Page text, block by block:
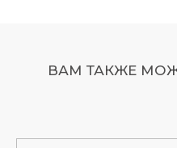
ВАМ ТАКЖЕ